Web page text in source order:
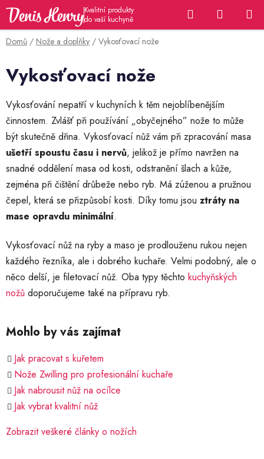
Přejít
obsah
Hledat
KOŠÍK
Domů / Nože a doplňky / Vykosťovací nože
Vykosťovací nože
Vykosťování nepatří v kuchyních k těm nejoblíbenějším
činnostem. Zvlášť při používání „obyčejného” nože to může
být skutečně dřina. Vykosťovací nůž vám při zpracování masa
ušetří spoustu času i nervů, jelikož je přímo navržen na
snadné oddělení masa od kosti, odstranění šlach a kůže,
zejména při čištění drůbeže nebo ryb. Má zúženou a pružnou
čepel, která se přizpůsobí kosti. Díky tomu jsou ztráty na
mase opravdu minimální.
Vykosťovací nůž na ryby a maso je prodlouženu rukou nejen
každého řezníka, ale i dobrého kuchaře. Velmi podobný, ale o
něco delší, je filetovací nůž. Oba typy těchto kuchyňských
nožů doporučujeme také na přípravu ryb.
Mohlo by vás zajímat
Jak pracovat s kuřetem
Nože Zwilling pro profesionální kuchaře
Jak nabrousit nůž na ocílce
Jak vybrat kvalitní nůž
Zobrazit veškeré články o nožích